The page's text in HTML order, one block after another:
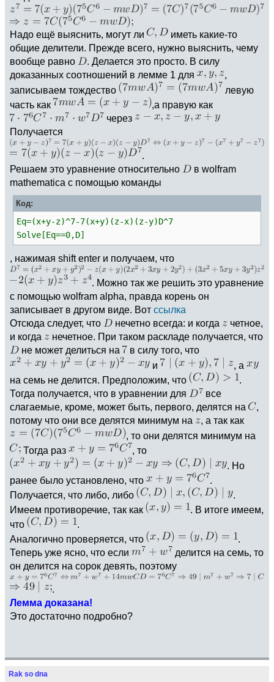
Надо ещё выяснить, могут ли
иметь какие-то
общие делители. Прежде всего, нужно выяснить, чему
вообще равно
. Делается это просто. В силу
доказанных соотношений в лемме 1 для
записываем тождество
левую
часть как
,а правую как
через
Получается
.
Решаем это уравнение относительно
в wolfram
mathematica с помощью команды
Код:
Eq=(x+y-z)^7-7(x+y)(z-x)(z-y)D^7
Solve[Eq==0,D]
, нажимая shift enter и получаем, что
. Можно так же решить это уравнение
с помощью wolfram alpha, правда корень он
записывает в другом виде. Вот ссылка
Отсюда следует, что
нечетно всегда: и когда
четное,
и когда
нечетное. При таком раскладе получается, что
не может делиться на
в силу того, что
и
, а
на семь не делится. Предположим, что
Тогда получается, что в уравнении для
все
слагаемые, кроме, может быть, первого, делятся на
потому что они все делятся минимум на
, а так как
, то они делятся минимум на
Тогда раз
, то
. Но
ранее было установлено, что
Получается, что либо, либо
Имеем противоречие, так как
. В итоге имеем,
что
Аналогично проверяется, что
Теперь уже ясно, что если
делится на семь, то
он делится на сорок девять, поэтому
.
Лемма доказана!
Это достаточно подробно?
Rak so dna